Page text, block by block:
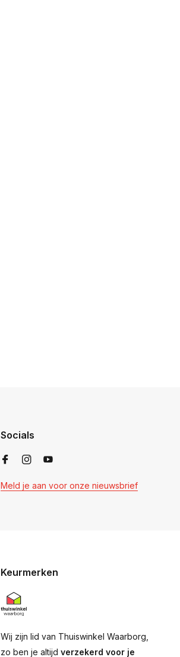
Socials
Meld je aan voor onze nieuwsbrief
Keurmerken
Wij zijn lid van Thuiswinkel Waarborg,
zo ben je altijd verzekerd voor je